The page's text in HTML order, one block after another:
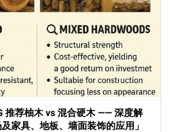
推荐柚木 vs 混合硬木 —— 深度解
家具、地板、墙面装饰的应用」